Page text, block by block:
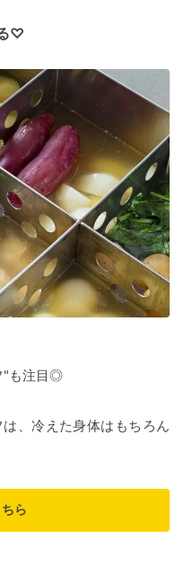
♡
"も注目◎
、冷えた身体はもちろん
ら